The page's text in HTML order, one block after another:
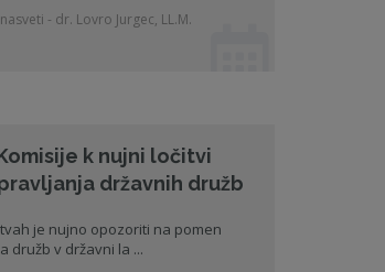
- dr. Lovro Jurgec, LL.M.
k nujni ločitvi
državnih družb
je nujno opozoriti na pomen
družb v državni la ...